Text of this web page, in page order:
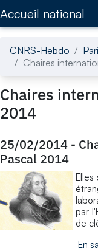
Accueil national
CNRS-Hebdo
Chaires
Chaires
2014
25/02/2014 -
Pascal 2014
Elles
par
de
En